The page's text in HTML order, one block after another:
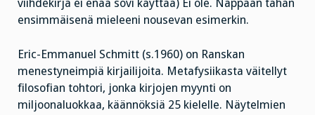
viihdekirja ei enää sovi käyttää) Ei ole. Nappaan tähän
ensimmäisenä mieleeni nousevan esimerkin.
Eric-Emmanuel Schmitt (s.1960) on Ranskan
menestyneimpiä kirjailijoita. Metafysiikasta väitellyt
filosofian tohtori, jonka kirjojen myynti on
miljoonaluokkaa, käännöksiä 25 kielelle. Näytelmien